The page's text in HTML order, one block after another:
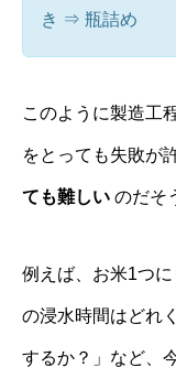
き ⇒ 瓶詰め
このように製造工
をとっても失敗が
ても難しい のだそ
例えば、お米1つ
の浸水時間はどれ
するか？」など、